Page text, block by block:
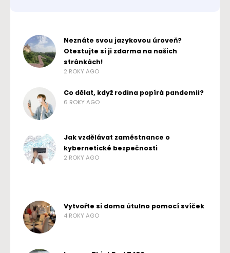
Neznáte svou jazykovou úroveň?
Otestujte si ji zdarma na našich
stránkách!
2 ROKY AGO
Co dělat, když rodina popírá pandemii?
6 ROKY AGO
Jak vzdělávat zaměstnance o
kybernetické bezpečnosti
2 ROKY AGO
Vytvořte si doma útulno pomocí svíček
4 ROKY AGO